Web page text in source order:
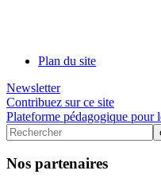
Plan du site
Newsletter
Contribuez sur ce site
Plateforme pédagogique pour
Nos partenaires